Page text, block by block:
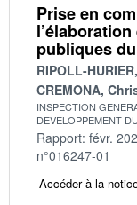
Prise en
publiques
RIPOLL-
CREMONA,
INSPECTION
DEVELOPPEMENT
Rapport: févr.
n°016247-01
Accéder à la